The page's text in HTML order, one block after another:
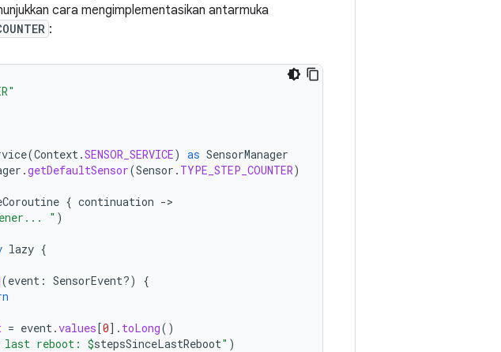
cara mengimplementasikan antarmuka
:
(Context.SENSOR_SERVICE) as SensorManager
.getDefaultSensor(Sensor . TYPE_STEP_COUNTER)
{ continuation -
" )
lazy {
(event : SensorEvent?)
{
= event.values[0] . toLong()
last reboot: $stepsSinceLastReboot" )